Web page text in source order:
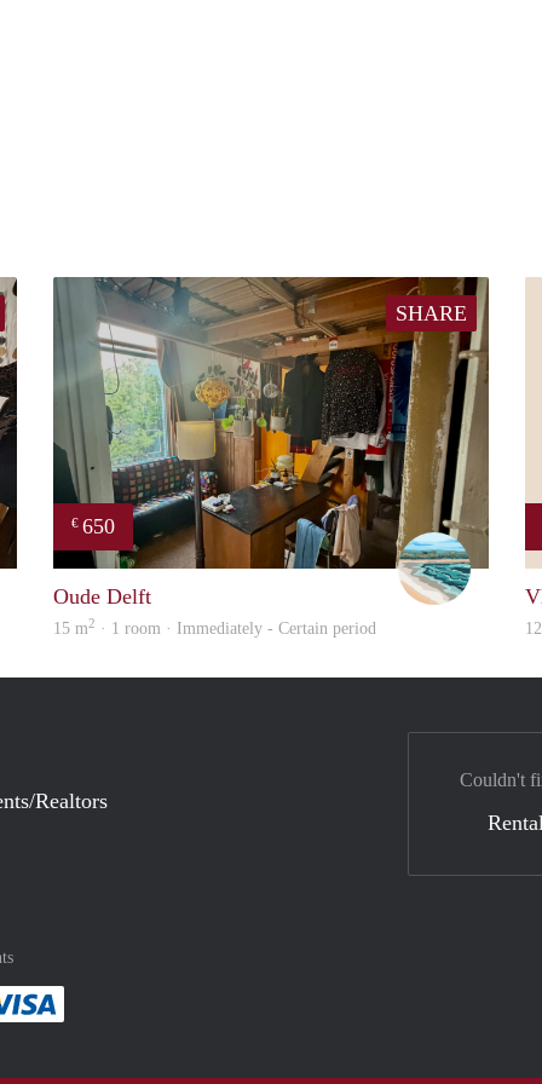
Kyra
SHARE
€ 650
Filippa
Oude Delft
15 m2 · 1 room · Immediately - Certain period
Realtors
method
with :payment method
Couldn't